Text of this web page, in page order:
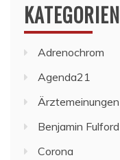
KATEGORIEN
Adrenochrom
Agenda21
Ärztemeinungen
Benjamin Fulford
Corona